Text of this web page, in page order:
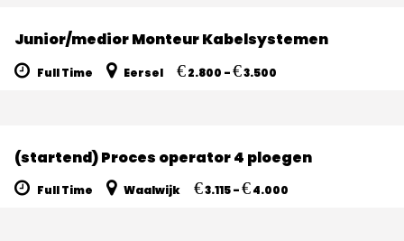
Junior/medior Monteur Kabelsystemen
Full Time Eersel €2.800 -€3.500
(startend) Proces operator 4 ploegen
Full Time Waalwijk €3.115 -€4.000